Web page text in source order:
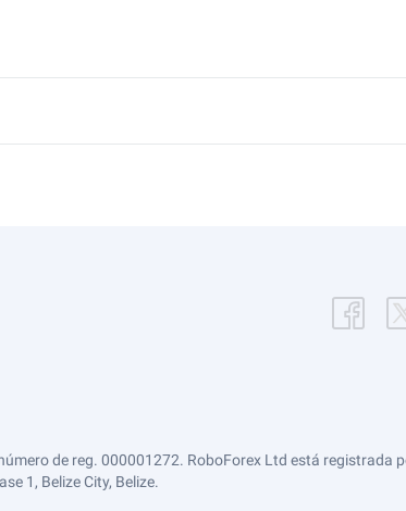
de reg. 000001272. RoboForex Ltd está registrada
1, Belize City, Belize.